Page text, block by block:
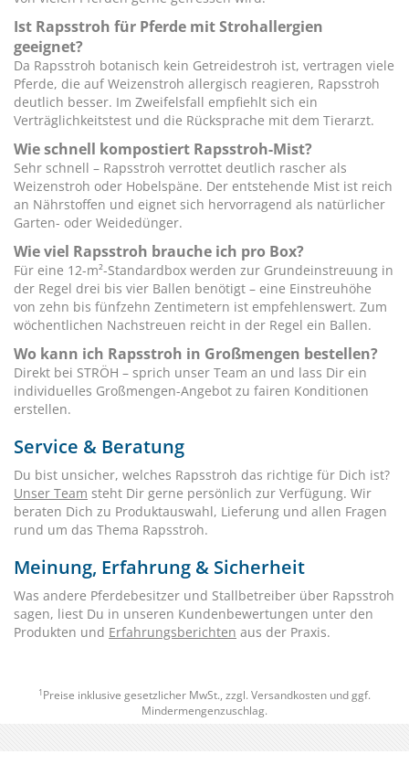
Ist Rapsstroh für Pferde mit Strohallergien
geeignet?
Da Rapsstroh botanisch kein Getreidestroh ist, vertragen viele
Pferde, die auf Weizenstroh allergisch reagieren, Rapsstroh
deutlich besser. Im Zweifelsfall empfiehlt sich ein
Verträglichkeitstest und die Rücksprache mit dem Tierarzt.
Wie schnell kompostiert Rapsstroh-Mist?
Sehr schnell – Rapsstroh verrottet deutlich rascher als
Weizenstroh oder Hobelspäne. Der entstehende Mist ist reich
an Nährstoffen und eignet sich hervorragend als natürlicher
Garten- oder Weidedünger.
Wie viel Rapsstroh brauche ich pro Box?
Für eine 12-m²-Standardbox werden zur Grundeinstreuung in
der Regel drei bis vier Ballen benötigt – eine Einstreuhöhe
von zehn bis fünfzehn Zentimetern ist empfehlenswert. Zum
wöchentlichen Nachstreuen reicht in der Regel ein Ballen.
Wo kann ich Rapsstroh in Großmengen bestellen?
Direkt bei STRÖH – sprich unser Team an und lass Dir ein
individuelles Großmengen-Angebot zu fairen Konditionen
erstellen.
Service & Beratung
Du bist unsicher, welches Rapsstroh das richtige für Dich ist?
Unser Team steht Dir gerne persönlich zur Verfügung. Wir
beraten Dich zu Produktauswahl, Lieferung und allen Fragen
rund um das Thema Rapsstroh.
Meinung, Erfahrung & Sicherheit
Was andere Pferdebesitzer und Stallbetreiber über Rapsstroh
sagen, liest Du in unseren Kundenbewertungen unter den
Produkten und Erfahrungsberichten aus der Praxis.
1 Preise inklusive gesetzlicher MwSt., zzgl. Versandkosten und ggf.
Mindermengenzuschlag.